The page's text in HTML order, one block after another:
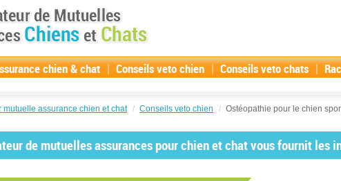
chien & chat | Conseils veto chien | Conseils veto chats |
mutuelle assurance chien et chat / Conseils veto chien / Ostéopathie pour le chien
de mutuelles assurances pour chien et chat vous fournit les